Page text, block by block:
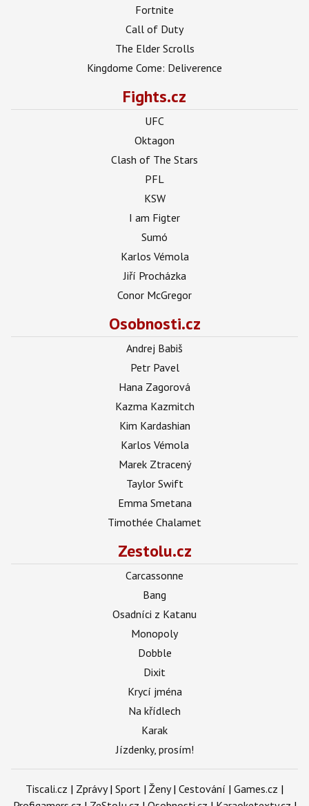
Fortnite
Call of Duty
The Elder Scrolls
Kingdome Come: Deliverence
Fights.cz
UFC
Oktagon
Clash of The Stars
PFL
KSW
I am Figter
Sumó
Karlos Vémola
Jiří Procházka
Conor McGregor
Osobnosti.cz
Andrej Babiš
Petr Pavel
Hana Zagorová
Kazma Kazmitch
Kim Kardashian
Karlos Vémola
Marek Ztracený
Taylor Swift
Emma Smetana
Timothée Chalamet
Zestolu.cz
Carcassonne
Bang
Osadníci z Katanu
Monopoly
Dobble
Dixit
Krycí jména
Na křídlech
Karak
Jízdenky, prosím!
Tiscali.cz | Zprávy| Sport | Ženy| Cestování | Games.cz |